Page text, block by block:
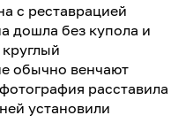
с реставрацией
дошла без купола и
обычно венчают
расставила
установили